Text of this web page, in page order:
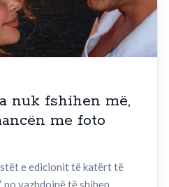
nuk fshihen më,
me foto
e edicionit të katërt të
vazhdojnë të shihen...